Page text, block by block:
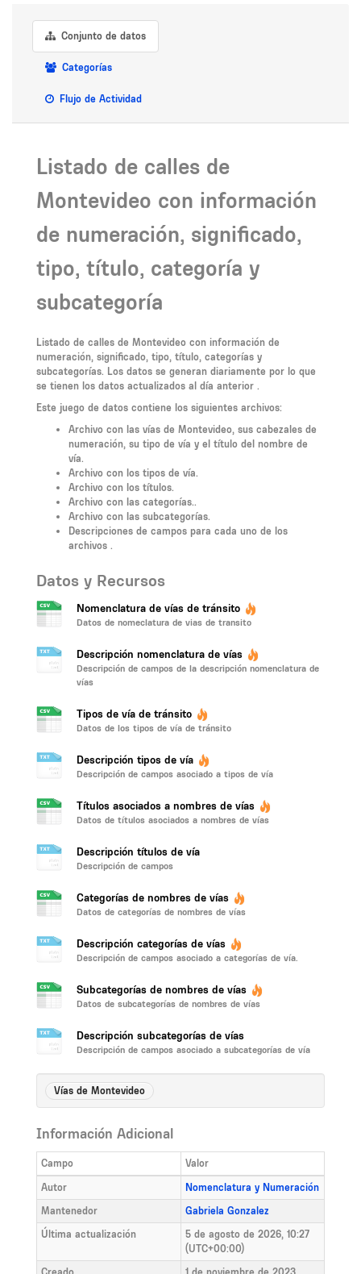
Conjunto de datos
Categorías
Flujo de Actividad
Listado de calles de
Montevideo con información
de numeración, significado,
tipo, título, categoría y
subcategoría
Listado de calles de Montevideo con información de
numeración, significado, tipo, título, categorías y
subcategorías. Los datos se generan diariamente por lo que
se tienen los datos actualizados al día anterior .
Este juego de datos contiene los siguientes archivos:
Archivo con las vías de Montevideo, sus cabezales de
numeración, su tipo de vía y el título del nombre de
vía.
Archivo con los tipos de vía.
Archivo con los títulos.
Archivo con las categorías..
Archivo con las subcategorías.
Descripciones de campos para cada uno de los
archivos .
Datos y Recursos
Nomenclatura de vías de tránsito
Datos de nomeclatura de vias de transito
Descripción nomenclatura de vías
Descripción de campos de la descripción nomenclatura de
vías
Tipos de vía de tránsito
Datos de los tipos de vía de tránsito
Descripción tipos de vía
Descripción de campos asociado a tipos de vía
Títulos asociados a nombres de vías
Datos de títulos asociados a nombres de vías
Descripción títulos de vía
Descripción de campos
Categorías de nombres de vías
Datos de categorías de nombres de vías
Descripción categorías de vías
Descripción de campos asociado a categorías de vía.
Subcategorías de nombres de vías
Datos de subcategorías de nombres de vías
Descripción subcategorías de vías
Descripción de campos asociado a subcategorías de vía
Vías de Montevideo
Información Adicional
Campo
Valor
Autor
Nomenclatura y Numeración
Mantenedor
Gabriela Gonzalez
Última actualización
5 de agosto de 2026, 10:27
(UTC+00:00)